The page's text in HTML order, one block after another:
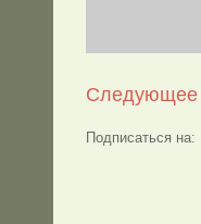
Следующее
Подписаться на: